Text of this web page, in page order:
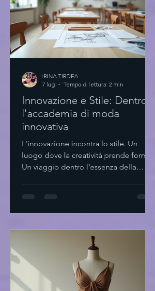
Innovazione e Stile: Dentro
l'accademia di moda
innovativa
L'innovazione incontra lo stile. Un
luogo dove la creatività prende forma.
Un viaggio dentro l'essenza della
L'accademia di moda innovativa: un
innovativa non è solo un luogo. È
un’esperienza. Un laboratorio di idee.
Le aule sono progettate per stimolare l
IRINA TIRDEA
7 lug
Tempo di lettura: 2 min